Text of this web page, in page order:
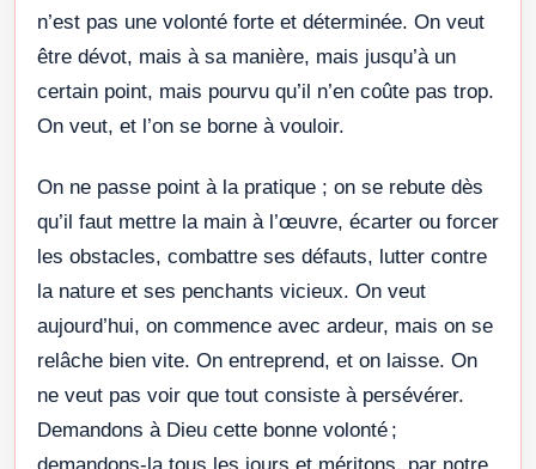
n’est pas une volonté forte et déterminée. On veut
être dévot, mais à sa manière, mais jusqu’à un
certain point, mais pourvu qu’il n’en coûte pas trop.
On veut, et l’on se borne à vouloir.
On ne passe point à la pratique ; on se rebute dès
qu’il faut mettre la main à l’œuvre, écarter ou forcer
les obstacles, combattre ses défauts, lutter contre
la nature et ses penchants vicieux. On veut
aujourd’hui, on commence avec ardeur, mais on se
relâche bien vite. On entreprend, et on laisse. On
ne veut pas voir que tout consiste à persévérer.
Demandons à Dieu cette bonne volonté ;
demandons-la tous les jours et méritons, par notre